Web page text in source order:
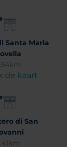
Santa Maria
de kaart
di San